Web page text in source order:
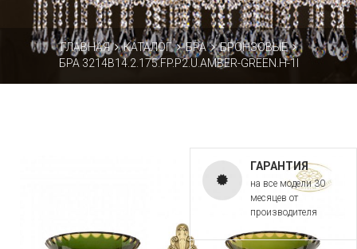
ГЛАВНАЯ КАТАЛОГ БРА
БРОНЗОВЫЕ
БРА 3214B14.2.175.FP.P2.U.AMBER-GREEN.H-1I
ГАРАНТИЯ
на все модели 30
месяцев от
производителя